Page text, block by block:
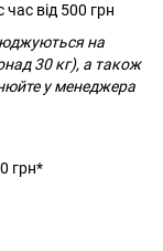
від 500 грн
на
30 кг), а також
у менеджера
грн*